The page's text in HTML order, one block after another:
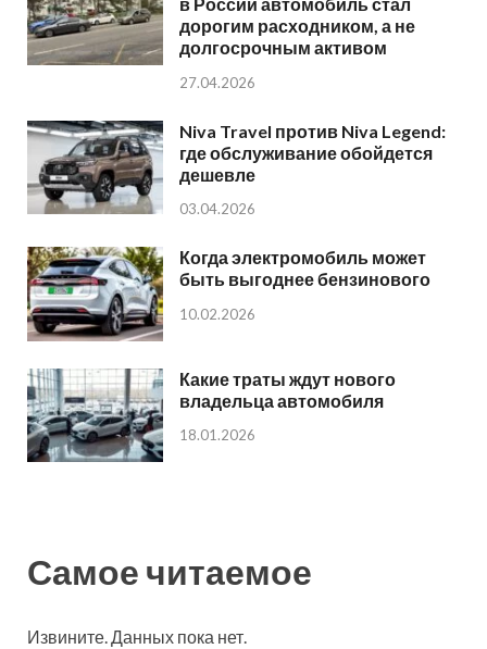
дорогим расходником, а не
долгосрочным активом
27.04.2026
Niva Travel против Niva Legend:
где обслуживание обойдется
дешевле
03.04.2026
Когда электромобиль может
быть выгоднее бензинового
10.02.2026
Какие траты ждут нового
владельца автомобиля
18.01.2026
Самое читаемое
Извините. Данных пока нет.